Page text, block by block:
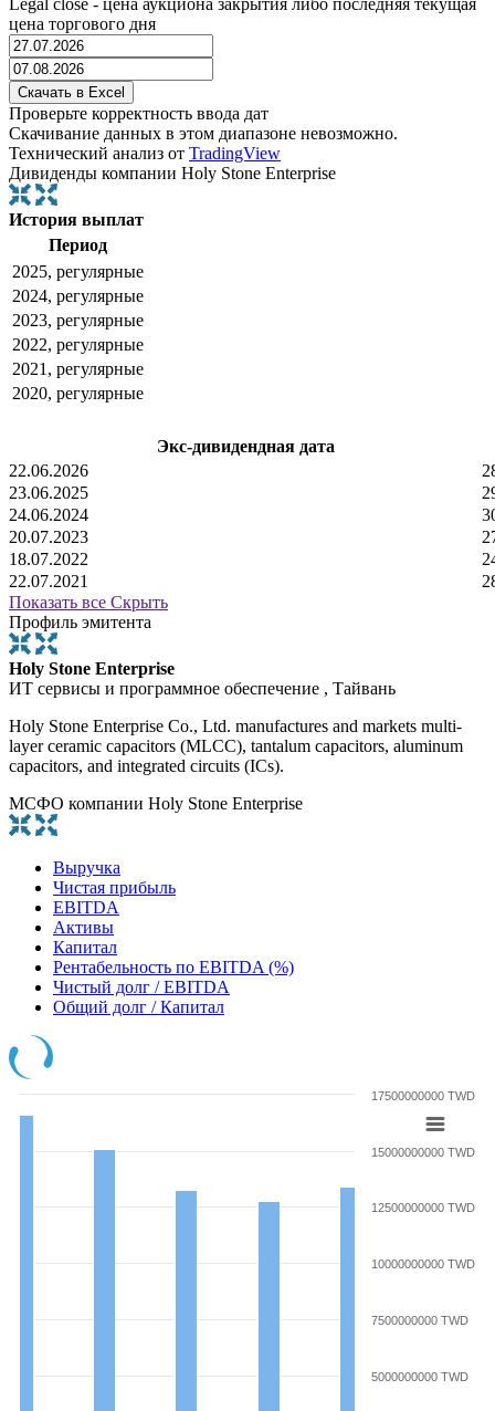
цена торгового дня
Проверьте корректность ввода дат
Скачивание данных в этом диапазоне невозможно.
Технический анализ от TradingView
Дивиденды компании Holy Stone Enterprise
История выплат
Период
2025, регулярные
2024, регулярные
2023, регулярные
2022, регулярные
2021, регулярные
2020, регулярные
Экс-дивидендная дата
22.06.2026
23.06.2025
24.06.2024
20.07.2023
18.07.2022
22.07.2021
Показать все Скрыть
Профиль эмитента
Holy Stone Enterprise
ИТ сервисы и программное обеспечение , Тайвань
Holy Stone Enterprise Co., Ltd. manufactures and markets multi-
layer ceramic capacitors (MLCC), tantalum capacitors, aluminum
capacitors, and integrated circuits (ICs).
МСФО компании Holy Stone Enterprise
Выручка
Чистая прибыль
EBITDA
Активы
Капитал
Рентабельность по EBITDA (%)
Чистый долг / EBITDA
Общий долг / Капитал
5000000000 TWD
7500000000 TWD
10000000000 TWD
12500000000 TWD
15000000000 TWD
17500000000 TWD